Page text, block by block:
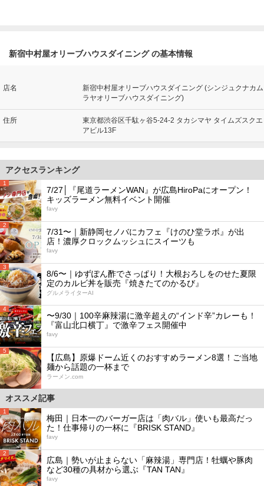
新宿中村屋オリーブハウスダイニング の基本情報
店名
新宿中村屋オリーブハウスダイニング (シンジュクナカム
ラヤオリーブハウスダイニング)
住所
東京都渋谷区千駄ヶ谷5-24-2 タカシマヤ タイムズスクエ
アビル13F
アクセスランキング
1
7/27│『尾道ラーメンWAN』が広島HiroPaにオープン！
キッズラーメン無料イベント開催
favy
2
7/31〜｜新静岡セノバにカフェ『けのひ堂ラボ』が出
店！濃厚クロックムッシュにスイーツも
favy
3
8/6〜｜ゆずぽん酢でさっぱり！大根おろしをのせた夏限
定のカルビ丼を販売『焼きたてのかるび』
グルメライターAI
4
〜9/30｜100辛麻辣湯に激辛超えの“インド辛”カレーも！
『富山北口横丁』で激辛フェス開催中
favy
5
【広島】原爆ドーム近くのおすすめラーメン8選！ご当地
麺から話題の一杯まで
ラーメン.com
オススメ記事
1
梅田｜日本一のバーガー店は「肉バル」使いも最高だっ
た！仕事帰りの一杯に『BRISK STAND』
favy
2
広島｜勢いが止まらない「麻辣湯」専門店！牡蠣や豚肉
など30種の具材から選ぶ『TAN TAN』
favy